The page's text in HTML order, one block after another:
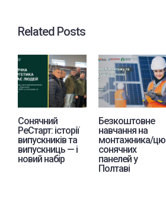
Related Posts
Сонячний
РеСтарт: історії
випускників та
випускниць — і
новий набір
Безкоштовне
навчання на
монтажника/цю
сонячних
панелей у
Полтаві